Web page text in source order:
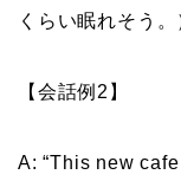
くらい眠れそう。
【会話例2】
A: “This new